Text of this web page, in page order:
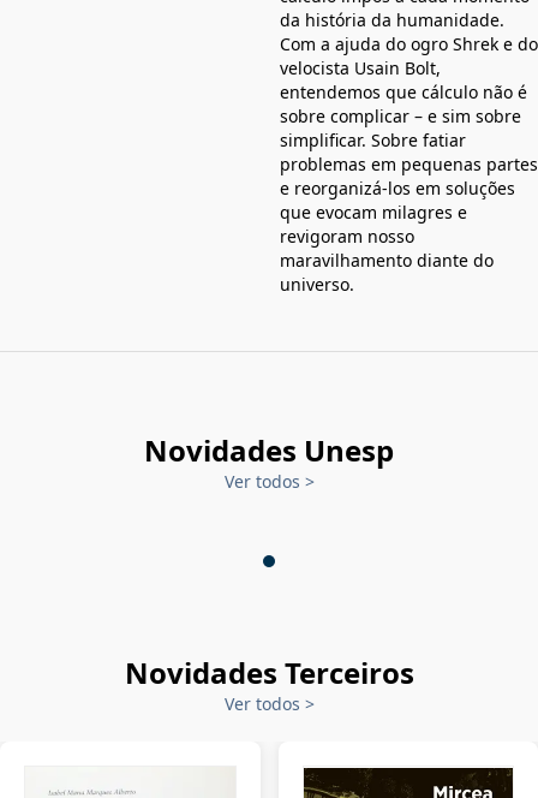
da história da humanidade.
Com a ajuda do ogro Shrek e do
velocista Usain Bolt,
entendemos que cálculo não é
sobre complicar – e sim sobre
simplificar. Sobre fatiar
problemas em pequenas partes
e reorganizá-los em soluções
que evocam milagres e
revigoram nosso
maravilhamento diante do
universo.
Novidades Unesp
Ver todos >
Novidades Terceiros
Ver todos >